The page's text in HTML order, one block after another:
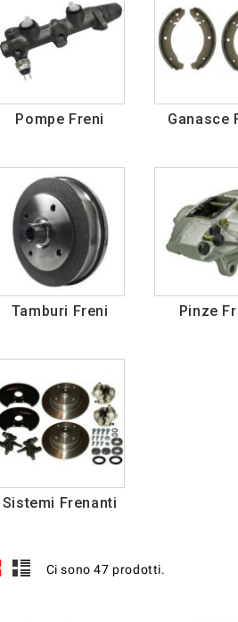
Pompe Freni Ganasce
Tamburi Freni Pinze
Sistemi Frenanti
Ci sono 47 prodotti.